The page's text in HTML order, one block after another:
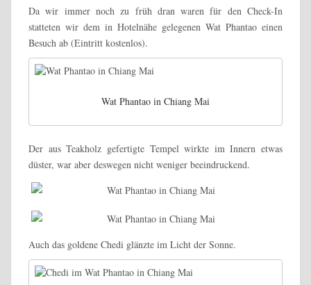
Da wir immer noch zu früh dran waren für den Check-In
statteten wir dem in Hotelnähe gelegenen Wat Phantao einen
Besuch ab (Eintritt kostenlos).
Wat Phantao in Chiang Mai
Der aus Teakholz gefertigte Tempel wirkte im Innern etwas
düster, war aber deswegen nicht weniger beeindruckend.
Auch das goldene Chedi glänzte im Licht der Sonne.